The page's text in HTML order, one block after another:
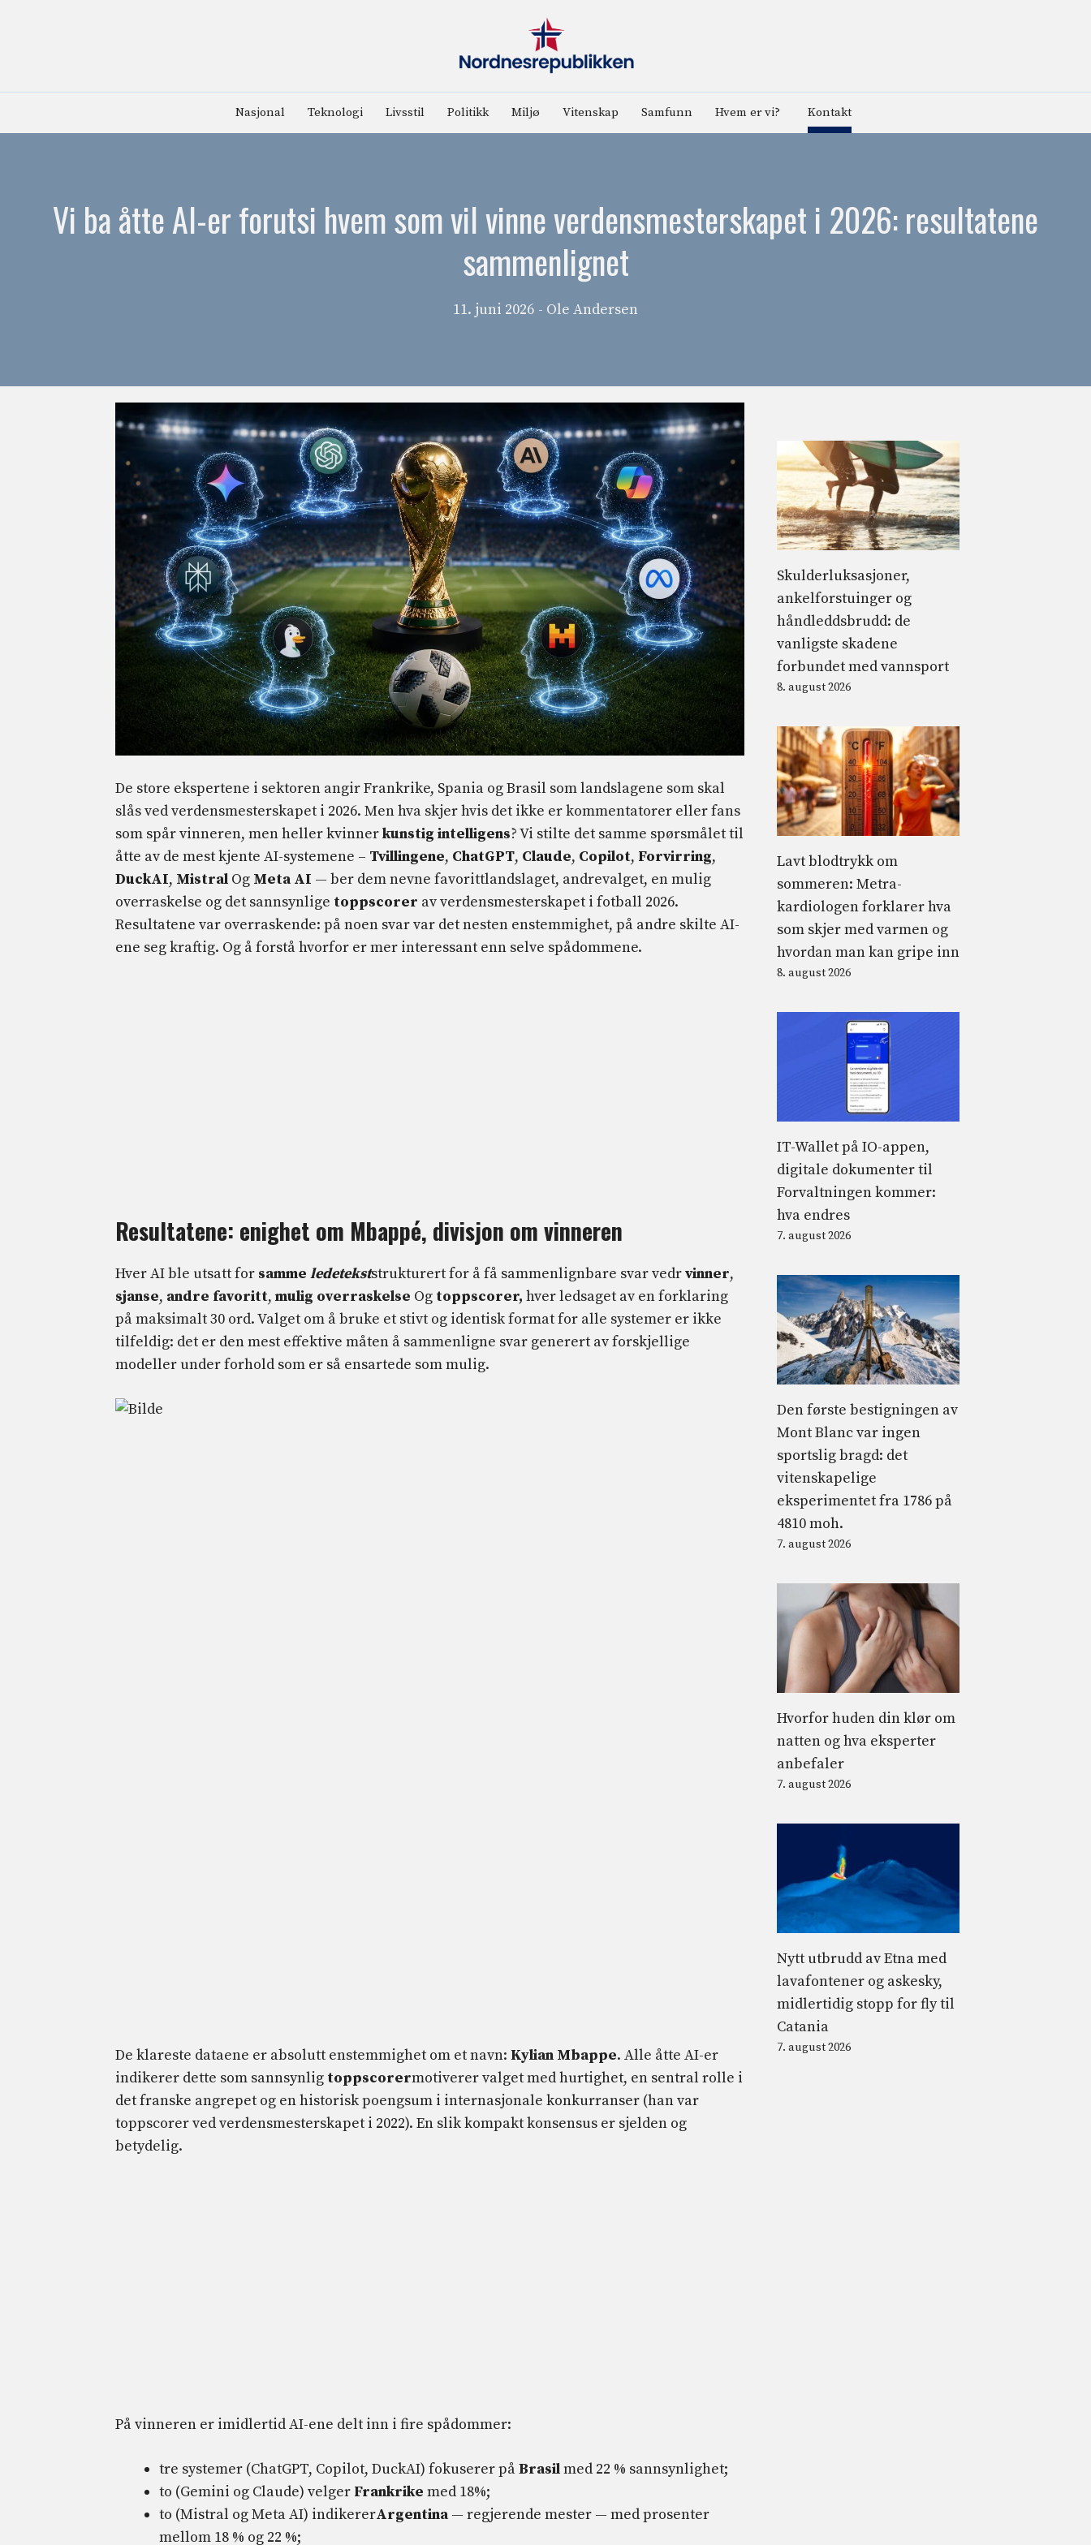
Nasjonal Teknologi Livsstil Politikk Miljø Vitenskap Samfunn Hvem er vi? Kontakt
Vi ba åtte AI-er forutsi hvem som vil vinne verdensmesterskapet i 2026: resultatene
sammenlignet
11. juni 2026 - Ole Andersen
De store ekspertene i sektoren angir Frankrike, Spania og Brasil som landslagene som skal
slås ved verdensmesterskapet i 2026. Men hva skjer hvis det ikke er kommentatorer eller fans
som spår vinneren, men heller kvinnerkunstig intelligens? Vi stilte det samme spørsmålet til
åtte av de mest kjente AI-systemene – Tvillingene, ChatGPT, Claude, Copilot, Forvirring,
DuckAI, Mistral Og Meta AI — ber dem nevne favorittlandslaget, andrevalget, en mulig
overraskelse og det sannsynlige toppscorer av verdensmesterskapet i fotball 2026.
Resultatene var overraskende: på noen svar var det nesten enstemmighet, på andre skilte AI-
ene seg kraftig. Og å forstå hvorfor er mer interessant enn selve spådommene.
Resultatene: enighet om Mbappé, divisjon om vinneren
Hver AI ble utsatt for samme ledetekststrukturert for å få sammenlignbare svar vedrvinner,
sjanse, andre favoritt, mulig overraskelse Og toppscorer, hver ledsaget av en forklaring
på maksimalt 30 ord. Valget om å bruke et stivt og identisk format for alle systemer er ikke
tilfeldig: det er den mest effektive måten å sammenligne svar generert av forskjellige
modeller under forhold som er så ensartede som mulig.
De klareste dataene er absolutt enstemmighet om et navn: Kylian Mbappe. Alle åtte AI-er
indikerer dette som sannsynlig toppscorermotiverer valget med hurtighet, en sentral rolle i
det franske angrepet og en historisk poengsum i internasjonale konkurranser (han var
toppscorer ved verdensmesterskapet i 2022). En slik kompakt konsensus er sjelden og
betydelig.
På vinneren er imidlertid AI-ene delt inn i fire spådommer:
tre systemer (ChatGPT, Copilot, DuckAI) fokuserer påBrasilmed 22 % sannsynlighet;
to (Gemini og Claude) velger Frankrike med 18%;
to (Mistral og Meta AI) indikererArgentina — regjerende mester — med prosenter
mellom 18 % og 22 %;
Skulderluksasjoner,
ankelforstuinger og
håndleddsbrudd: de
vanligste skadene
forbundet med vannsport
8. august 2026
Lavt blodtrykk om
sommeren: Metra-
kardiologen forklarer hva
som skjer med varmen og
hvordan man kan gripe inn
8. august 2026
IT-Wallet på IO-appen,
digitale dokumenter til
Forvaltningen kommer:
hva endres
7. august 2026
Den første bestigningen av
Mont Blanc var ingen
sportslig bragd: det
vitenskapelige
eksperimentet fra 1786 på
4810 moh.
7. august 2026
Hvorfor huden din klør om
natten og hva eksperter
anbefaler
7. august 2026
Nytt utbrudd av Etna med
lavafontener og askesky,
midlertidig stopp for fly til
Catania
7. august 2026